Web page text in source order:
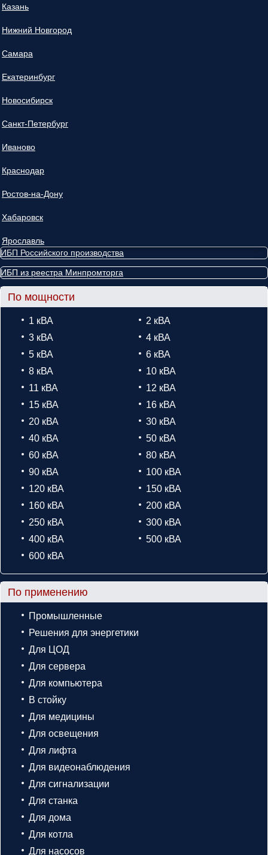
Казань
Нижний Новгород
Самара
Екатеринбург
Новосибирск
Санкт-Петербург
Иваново
Краснодар
Ростов-на-Дону
Хабаровск
Ярославль
ИБП Российского производства
ИБП из реестра Минпромторга
По мощности
1 кВА
2 кВА
3 кВА
4 кВА
5 кВА
6 кВА
8 кВА
10 кВА
11 кВА
12 кВА
15 кВА
16 кВА
20 кВА
30 кВА
40 кВА
50 кВА
60 кВА
80 кВА
90 кВА
100 кВА
120 кВА
150 кВА
160 кВА
200 кВА
250 кВА
300 кВА
400 кВА
500 кВА
600 кВА
По применению
Промышленные
Решения для энергетики
Для ЦОД
Для сервера
Для компьютера
В стойку
Для медицины
Для освещения
Для лифта
Для видеонаблюдения
Для сигнализации
Для станка
Для дома
Для котла
Для насосов